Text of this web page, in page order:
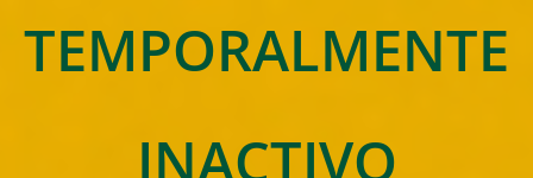
TEMPORALMENTE
INACTIVO